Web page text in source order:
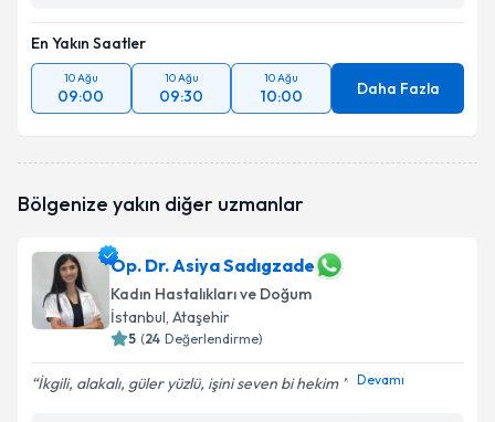
En Yakın Saatler
10 Ağu
09:00
10 Ağu
09:30
10 Ağu
10:00 Daha Fazla
Bölgenize yakın diğer uzmanlar
Op. Dr. Asiya Sadıgzade
Kadın Hastalıkları ve Doğum
İstanbul, Ataşehir
5 (24 Değerlendirme)
İkgili, alakalı, güler yüzlü, işini seven bi hekim Devamı